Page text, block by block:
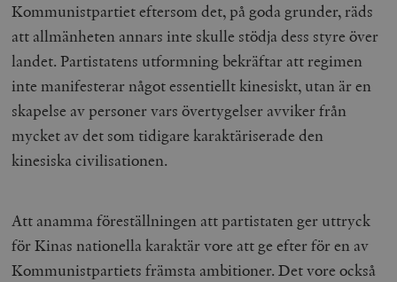
Kommunistpartiet eftersom det, på goda grunder, räds
att allmänheten annars inte skulle stödja dess styre över
landet. Partistatens utformning bekräftar att regimen
inte manifesterar något essentiellt kinesiskt, utan är en
skapelse av personer vars övertygelser avviker från
mycket av det som tidigare karaktäriserade den
kinesiska civilisationen.
Att anamma föreställningen att partistaten ger uttryck
för Kinas nationella karaktär vore att ge efter för en av
Kommunistpartiets främsta ambitioner. Det vore också